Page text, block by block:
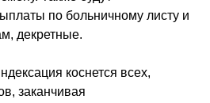
по больничному листу и
декретные.
коснется всех,
заканчивая